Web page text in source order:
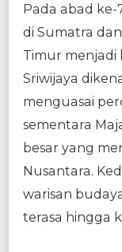
Pada abad ke-
di Sumatra
Timur menjadi
Sriwijaya
menguasai
sementara
besar yang
Nusantara.
warisan
terasa hingga